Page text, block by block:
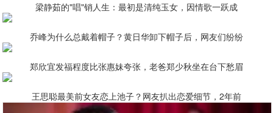
梁静茹的"唱"销人生：最初是清纯玉女，因情歌一跃成
乔峰为什么总戴着帽子？黄日华卸下帽子后，网友们纷纷
郑欣宜发福程度比张惠妹夸张，老爸郑少秋坐在台下愁眉
王思聪最美前女友恋上池子？网友扒出恋爱细节，2年前